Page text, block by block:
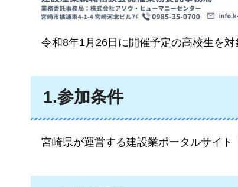
令和8年1月26日に開催予定の高校生を
1.参加条件
宮崎県が運営する建設業ポータルサイト